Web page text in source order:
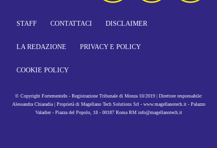
STAFF CONTATTACI DISCLAIMER
LA REDAZIONE PRIVACY E POLICY
COOKIE POLICY
© Copyright FortementeIn - Registrazione Tribunale di Monza 10/2019 | Direttore responsabile:
Alessandra Chiaradia | Proprietà di Magellano Tech Solutions Srl - www.magellanotech.it - Palazzo
Valadier - Piazza del Popolo, 18 - 00187 Roma RM info@magellanotech.it